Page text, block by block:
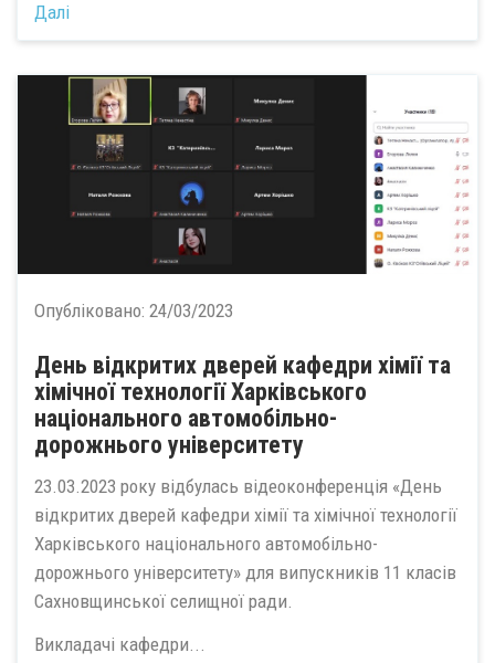
Далі
Опубліковано: 24/03/2023
День відкритих дверей кафедри хімії та
хімічної технології Харківського
національного автомобільно-
дорожнього університету
23.03.2023 року відбулась відеоконференція «День
відкритих дверей кафедри хімії та хімічної технології
Харківського національного автомобільно-
дорожнього університету» для випускників 11 класів
Сахновщинської селищної ради.
Викладачі кафедри...